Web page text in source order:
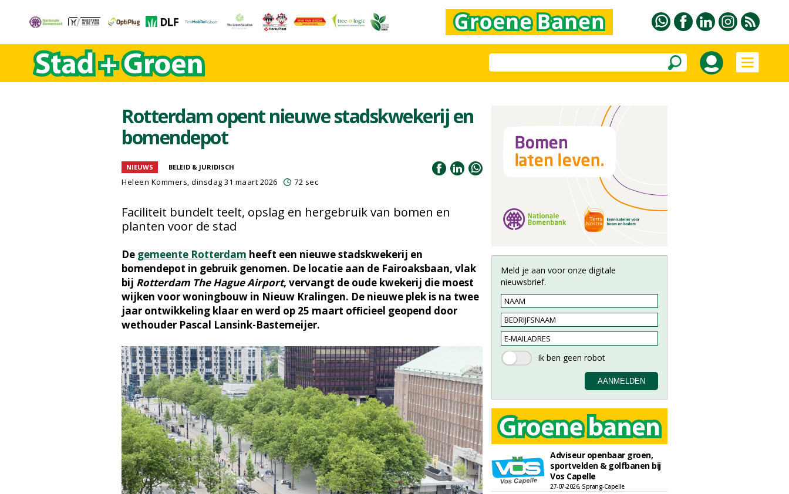
Rotterdam opent nieuwe stadskwekerij en
bomendepot
NIEUWS BELEID & JURIDISCH
Heleen Kommers, dinsdag 31 maart 2026 72 sec
Faciliteit bundelt teelt, opslag en hergebruik van bomen en
planten voor de stad
De gemeente Rotterdam heeft een nieuwe stadskwekerij en
bomendepot in gebruik genomen. De locatie aan de Fairoaksbaan, vlak
bij Rotterdam The Hague Airport, vervangt de oude kwekerij die moest
wijken voor woningbouw in Nieuw Kralingen. De nieuwe plek is na twee
jaar ontwikkeling klaar en werd op 25 maart officieel geopend door
wethouder Pascal Lansink-Bastemeijer.
Meld je aan voor onze digitale
nieuwsbrief.
Adviseur openbaar groen,
sportvelden & golfbanen bij
Vos Capelle
27-07-2026, Sprang-Capelle